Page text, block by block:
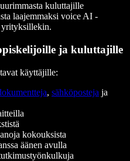
kuluttajille
laajemmaksi voice AI -
ja kuluttajille
käyttäjille:
, sähköposteja ja
kokouksista
äänen avulla